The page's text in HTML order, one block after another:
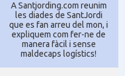
a TROYES
A Santjording.com reunim
les diades de SantJordi
que es fan arreu del mon, i
expliquem com fer-ne de
manera fàcil i sense
maldecaps logí­stics!